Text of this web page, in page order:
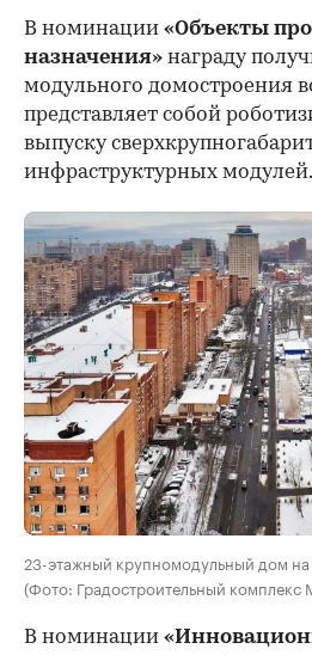
В номинации «Объекты
назначения» награду
модульного домостроения
представляет собой
выпуску
инфраструктурных модулей.
23-этажный крупномодульный дом на
(Фото: Градостроительный комплекс
В номинации